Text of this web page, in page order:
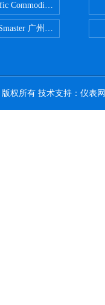
CommoditiesPE管 广州
广州鸿程代理
权所有 技术支持： 仪表网